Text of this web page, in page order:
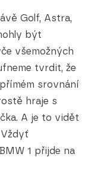
Golf, Astra,
být
všemožných
tvrdit, že
srovnání
hraje s
A je to vidět
1 přijde na